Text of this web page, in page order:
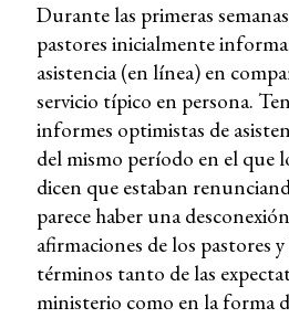
Durante las primeras
pastores inicialmente
asistencia (en línea) en
servicio típico en persona.
informes optimistas de
del mismo período en el que
dicen que estaban
parece haber una
afirmaciones de los pastores
términos tanto de las
ministerio como en la forma